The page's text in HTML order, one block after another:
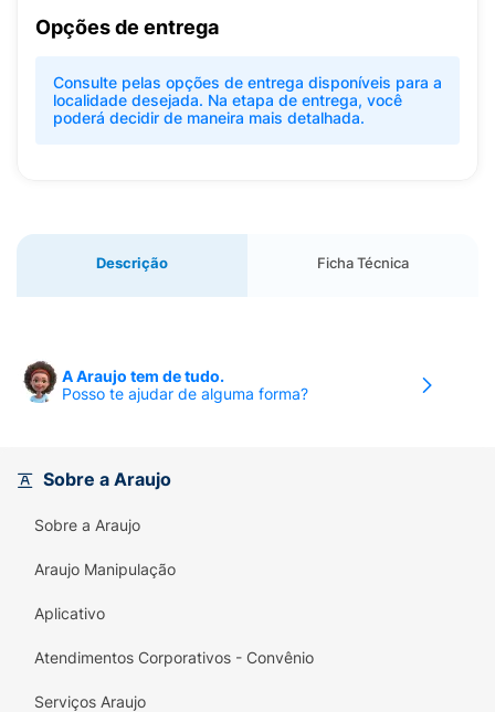
Opções de entrega
Consulte pelas opções de entrega disponíveis para a
localidade desejada. Na etapa de entrega, você
poderá decidir de maneira mais detalhada.
Descrição Ficha Técnica
A Araujo tem de tudo.
Posso te ajudar de alguma forma?
Sobre a Araujo
Sobre a Araujo
Araujo Manipulação
Aplicativo
Atendimentos Corporativos - Convênio
Serviços Araujo